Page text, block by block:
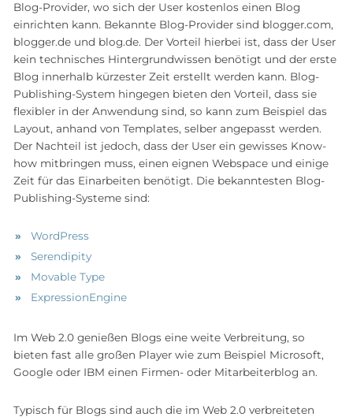
Blog-Provider, wo sich der User kostenlos einen Blog
einrichten kann. Bekannte Blog-Provider sind blogger.com,
blogger.de und blog.de. Der Vorteil hierbei ist, dass der User
kein technisches Hintergrundwissen benötigt und der erste
Blog innerhalb kürzester Zeit erstellt werden kann. Blog-
Publishing-System hingegen bieten den Vorteil, dass sie
flexibler in der Anwendung sind, so kann zum Beispiel das
Layout, anhand von Templates, selber angepasst werden.
Der Nachteil ist jedoch, dass der User ein gewisses Know-
how mitbringen muss, einen eignen Webspace und einige
Zeit für das Einarbeiten benötigt. Die bekanntesten Blog-
Publishing-Systeme sind:
WordPress
Serendipity
Movable Type
ExpressionEngine
Im Web 2.0 genießen Blogs eine weite Verbreitung, so
bieten fast alle großen Player wie zum Beispiel Microsoft,
Google oder IBM einen Firmen- oder Mitarbeiterblog an.
Typisch für Blogs sind auch die im Web 2.0 verbreiteten